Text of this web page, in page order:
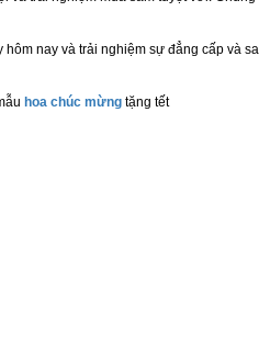
nay và trải nghiệm sự đẳng cấp và
hoa chúc mừng tặng tết